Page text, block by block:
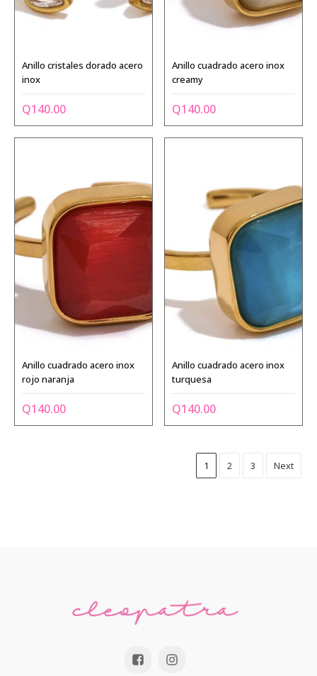
Anillo cristales dorado acero
inox
Q140.00
Anillo cuadrado acero inox
creamy
Q140.00
Anillo cuadrado acero inox
rojo naranja
Q140.00
Anillo cuadrado acero inox
turquesa
Q140.00
1 2 3 Next